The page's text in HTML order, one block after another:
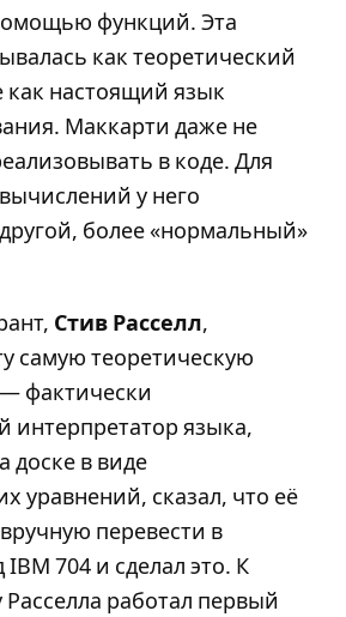
функций. Эта
как теоретический
как настоящий язык
Маккарти даже не
в коде. Для
у него
более «нормальный»
Стив Расселл,
самую теоретическую
— фактически
интерпретатор языка,
доске в виде
уравнений, сказал, что её
перевести в
704 и сделал это. К
Расселла работал первый